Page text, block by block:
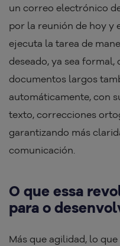
un correo electrónico
por la reunión de hoy y
ejecuta la tarea de
deseado, ya sea
documentos largos
automáticamente, con
texto, correcciones
garantizando más
comunicación.
O que essa
para o
Más que agilidad, lo